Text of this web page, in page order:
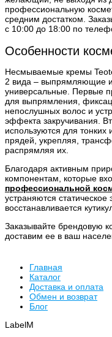
профессиональную
средним достатком.
с 10:00 до 18:00 по
Особенности
Несмываемые кремы
2 вида – выпрямляющие и
универсальные. Первые
для выпрямления,
непослушных волос и
эффекта закручивания.
используются для
прядей, укрепляя,
распрямляя их.
Благодаря активным
компонентам, которые
профессиональной
устраняются статическое
восстанавливается
Заказывайте брендовую
доставим ее в ваш
Главная
Каталог
Доставка и оплата
Обмен и возврат
Блог
LabelM